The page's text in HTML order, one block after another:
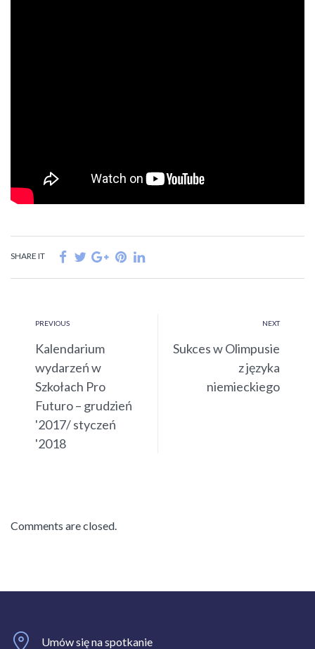
SHARE IT
PREVIOUS
Kalendarium
wydarzeń w
Szkołach Pro
Futuro – grudzień
'2017/ styczeń
'2018
NEXT
Sukces w Olimpusie
z języka
niemieckiego
Comments are closed.
Umów się na spotkanie